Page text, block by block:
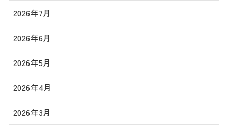
2026年7月
2026年6月
2026年5月
2026年4月
2026年3月